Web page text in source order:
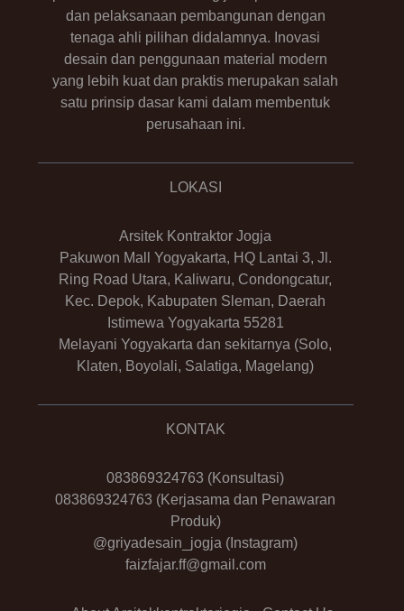
dan pelaksanaan pembangunan dengan
tenaga ahli pilihan didalamnya. Inovasi
desain dan penggunaan material modern
yang lebih kuat dan praktis merupakan salah
satu prinsip dasar kami dalam membentuk
perusahaan ini.
LOKASI
Arsitek Kontraktor Jogja
Pakuwon Mall Yogyakarta, HQ Lantai 3, Jl.
Ring Road Utara, Kaliwaru, Condongcatur,
Kec. Depok, Kabupaten Sleman, Daerah
Istimewa Yogyakarta 55281
Melayani Yogyakarta dan sekitarnya (Solo,
Klaten, Boyolali, Salatiga, Magelang)
KONTAK
083869324763 (Konsultasi)
083869324763 (Kerjasama dan Penawaran
Produk)
@griyadesain_jogja (Instagram)
faizfajar.ff@gmail.com